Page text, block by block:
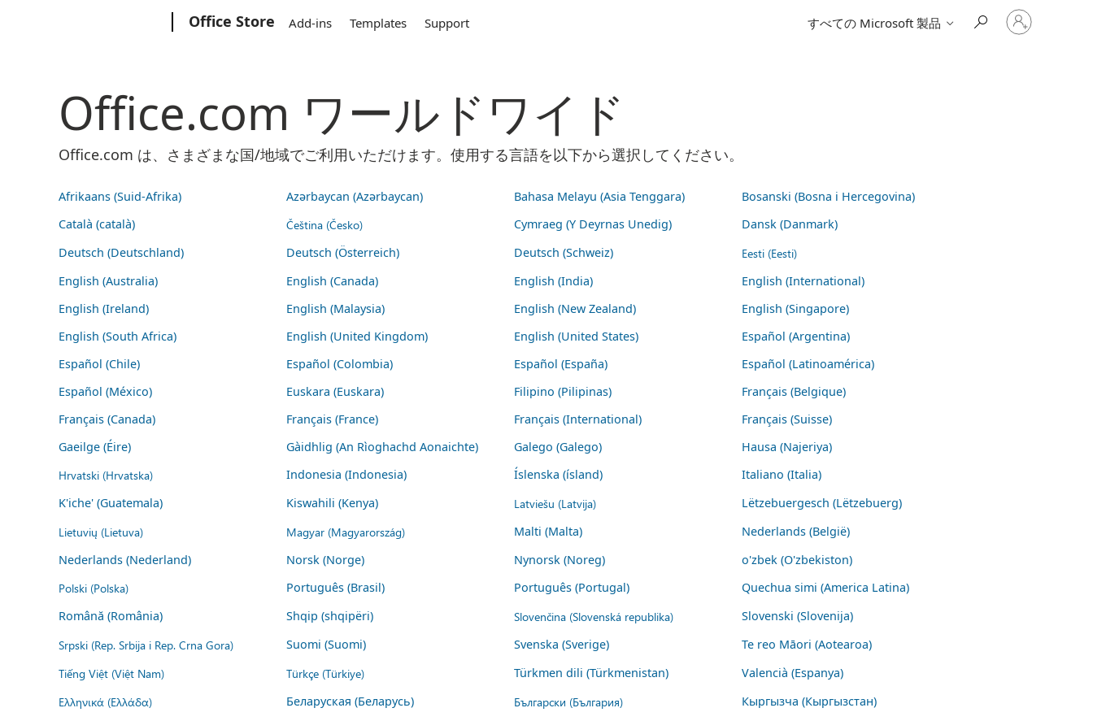
Office Store Add-ins Templates Support すべての Microsoft 製品
ア
カ
Office.com ワールドワイド
Office.com は、さまざまな国/地域でご利用いただけます。使用する言語を以下から選択してください。
Afrikaans (Suid-Afrika) Azərbaycan (Azərbaycan) Bahasa Melayu (Asia Tenggara)
Bosanski (Bosna i Hercegovina)
Català (català)
Čeština (Česko) Cymraeg (Y Deyrnas Unedig)
Dansk (Danmark)
Deutsch (Deutschland)
Deutsch (Österreich) Deutsch (Schweiz) Eesti (Eesti)
English (Australia) English (Canada) English (India)
English (International)
English (Ireland)
English (Malaysia) English (New Zealand)
English (Singapore)
English (South Africa)
English (United Kingdom) English (United States)
Español (Argentina)
Español (Chile)
Español (Colombia) Español (España)
Español (Latinoamérica)
Español (México)
Euskara (Euskara) Filipino (Pilipinas)
Français (Belgique)
Français (Canada)
Français (France) Français (International)
Français (Suisse)
Gaeilge (Éire)
Gàidhlig (An Rìoghachd Aonaichte) Galego (Galego) Hausa (Najeriya)
Hrvatski (Hrvatska) Indonesia (Indonesia) Íslenska (ísland)
Italiano (Italia)
K'iche' (Guatemala)
Kiswahili (Kenya) Latviešu (Latvija) Lëtzebuergesch (Lëtzebuerg)
Lietuvių (Lietuva) Magyar (Magyarország) Malti (Malta)
Nederlands (België)
Nederlands (Nederland)
Norsk (Norge) Nynorsk (Noreg) o'zbek (O'zbekiston)
Polski (Polska) Português (Brasil) Português (Portugal)
Quechua simi (America Latina)
Română (România)
Shqip (shqipëri) Slovenčina (Slovenská republika) Slovenski (Slovenija)
Srpski (Rep. Srbija i Rep. Crna Gora) Suomi (Suomi) Svenska (Sverige) Te reo Māori (Aotearoa)
Tiếng Việt (Việt Nam) Türkçe (Türkiye) Türkmen dili (Türkmenistan) Valencià (Espanya)
Ελληνικά (Ελλάδα) Беларуская (Беларусь) Български (България) Кыргызча (Кыргызстан)